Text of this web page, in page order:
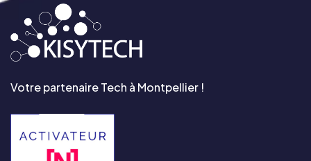
Votre partenaire Tech à Montpellier !